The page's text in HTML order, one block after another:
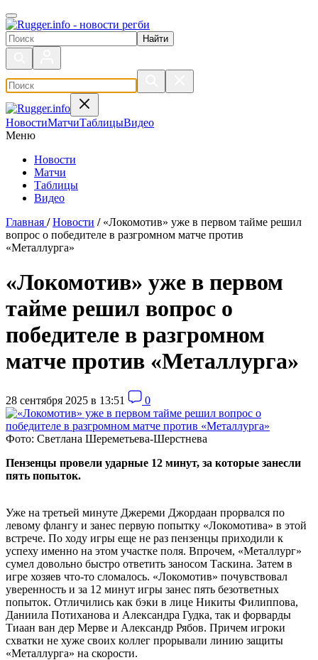
Поиск по сайту
НовостиМатчиТаблицыВидео
Меню
Новости
Матчи
Таблицы
Видео
Главная / Новости / «Локомотив» уже в первом тайме решил
вопрос о победителе в разгромном матче против
«Металлурга»
«Локомотив» уже в первом
тайме решил вопрос о
победителе в разгромном
матче против «Металлурга»
28 сентября 2025 в 13:51 0
Фото: Светлана Шереметьева-Шерстнева
Пензенцы провели ударные 12 минут, за которые занесли
пять попыток.
Уже на третьей минуте Джереми Джордаан прорвался по
левому флангу и занес первую попытку «Локомотива» в этой
встрече. По ходу игры еще не раз пензенцы приходили к
успеху именно на этом участке поля. Впрочем, «Металлург»
сумел довольно быстро ответить заносом Таскина. Затем в
игре хозяев что-то сломалось. «Локомотив» почувствовал
уверенность и за 12 минут игры занес пять безответных
попыток. Отличились как бэки в лице Никиты Филиппова,
Даниила Потиханова и Александра Гудка, так и форварды
Тиаан ван дер Мерве и Александр Рябов. Причем игроки
схватки не хуже своих коллег прорывали линию защиты
«Металлурга» на скорости.